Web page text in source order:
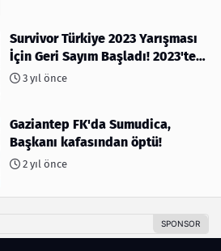
Survivor Türkiye 2023 Yarışması
İçin Geri Sayım Başladı! 2023'te
kimler var?
3 yıl önce
Gaziantep FK'da Sumudica,
Başkanı kafasından öptü!
2 yıl önce